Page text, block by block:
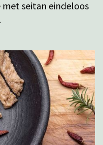
seitan eindeloos